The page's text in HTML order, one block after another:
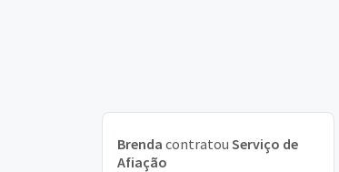
Brenda contratou Serviço de
Afiação